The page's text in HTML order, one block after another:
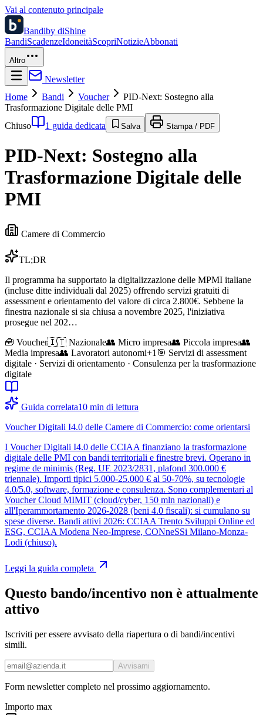
Vai al contenuto principale
Bandiby diShine
BandiScadenzeIdoneitàScopriNotizieAbbonati
Altro
Newsletter
Home
Bandi Voucher
PID-Next: Sostegno alla
Trasformazione Digitale delle PMI
Chiuso
1 guida dedicata Salva Stampa / PDF
PID-Next: Sostegno alla
Trasformazione Digitale delle
PMI
Camere di Commercio
TL;DR
Il programma ha supportato la digitalizzazione delle MPMI italiane
(incluse ditte individuali dal 2025) offrendo servizi gratuiti di
assessment e orientamento del valore di circa 2.800€. Sebbene la
finestra nazionale si sia chiusa a novembre 2025, l'iniziativa
prosegue nel 202…
🧰 Voucher🇮🇹 Nazionale👥 Micro impresa👥 Piccola impresa👥
Media impresa👥 Lavoratori autonomi+1 🎯 Servizi di assessment
digitale · Servizi di orientamento · Consulenza per la trasformazione
digitale
Guida correlata10 min di lettura
Voucher Digitali I4.0 delle Camere di Commercio: come orientarsi
I Voucher Digitali I4.0 delle CCIAA finanziano la trasformazione
digitale delle PMI con bandi territoriali e finestre brevi. Operano in
regime de minimis (Reg. UE 2023/2831, plafond 300.000 €
triennale). Importi tipici 5.000-25.000 € al 50-70%, su tecnologie
4.0/5.0, software, formazione e consulenza. Sono complementari al
Voucher Cloud MIMIT (cloud/cyber, 150 mln nazionali) e
all'Iperammortamento 2026-2028 (beni 4.0 fiscali): si cumulano su
spese diverse. Bandi attivi 2026: CCIAA Trento Sviluppi Online ed
ESG, CCIAA Modena Neo-Imprese, CONneSSi Milano-Monza-
Lodi (chiuso).
Leggi la guida completa
Questo bando/incentivo non è attualmente
attivo
Iscriviti per essere avvisato della riapertura o di bandi/incentivi
simili.
Avvisami
Form newsletter completo nel prossimo aggiornamento.
Importo max